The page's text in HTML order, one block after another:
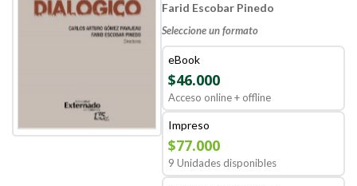
Farid Escobar Pinedo
Seleccione un formato
eBook
$46.000
Acceso online + offline
Impreso
$77.000
9 Unidades disponibles
images
images